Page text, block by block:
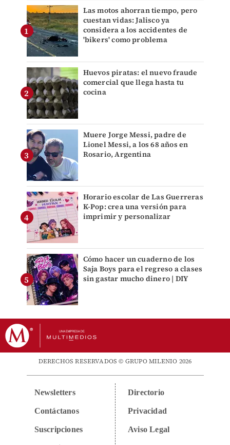
Las motos ahorran tiempo, pero
cuestan vidas: Jalisco ya
considera a los accidentes de
'bikers' como problema
Huevos piratas: el nuevo fraude
comercial que llega hasta tu
cocina
Muere Jorge Messi, padre de
Lionel Messi, a los 68 años en
Rosario, Argentina
Horario escolar de Las Guerreras
K-Pop: crea una versión para
imprimir y personalizar
Cómo hacer un cuaderno de los
Saja Boys para el regreso a clases
sin gastar mucho dinero | DIY
DERECHOS RESERVADOS © GRUPO MILENIO 2026
Newsletters
Contáctanos
Suscripciones
Directorio
Privacidad
Aviso Legal